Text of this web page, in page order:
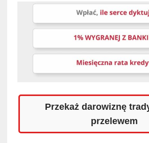
Przekaż darowiznę
przelewem